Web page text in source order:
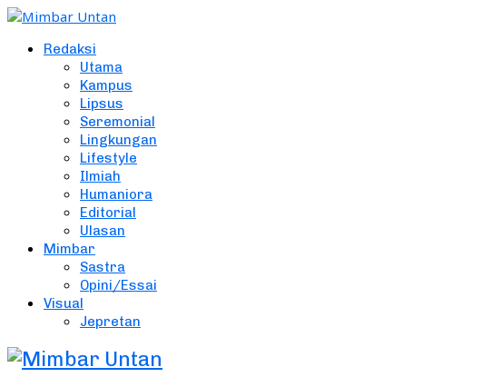
Redaksi
Utama
Kampus
Lipsus
Seremonial
Lingkungan
Lifestyle
Ilmiah
Humaniora
Editorial
Ulasan
Mimbar
Sastra
Opini/Essai
Visual
Jepretan